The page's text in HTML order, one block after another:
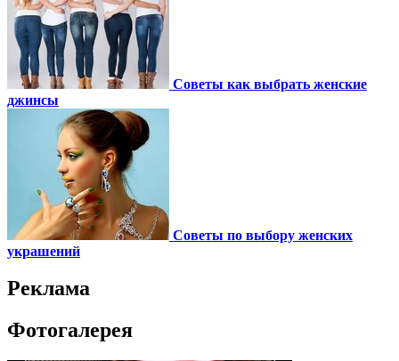
Советы как выбрать женские
джинсы
Советы по выбору женских
украшений
Реклама
Фотогалерея